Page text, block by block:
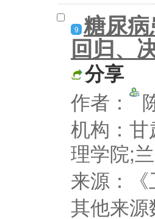
9 糖尿
回归、
分享
作者：
机构：
理学院;
来源：
其他来